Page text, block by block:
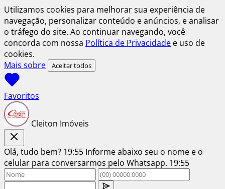
Utilizamos cookies para melhorar sua experiência de
navegação, personalizar conteúdo e anúncios, e analisar
o tráfego do site. Ao continuar navegando, você
concorda com nossa Política de Privacidade e uso de
cookies.
Mais sobre
Aceitar todos
Favoritos
Cleiton Imóveis
Olá, tudo bem? 19:55 Informe abaixo seu o nome e o
celular para conversarmos pelo Whatsapp. 19:55